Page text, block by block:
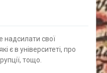
свої
є в університеті, про
тощо.